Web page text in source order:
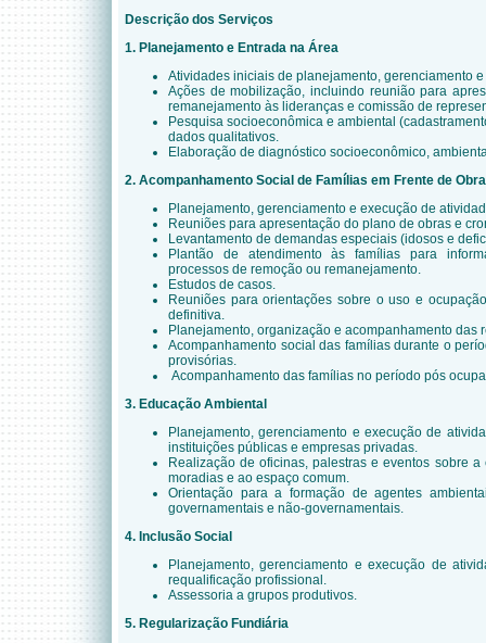
Descrição dos Serviços
1. Planejamento e Entrada na Área
Atividades iniciais de planejamento, gerenciamento
Ações de mobilização, incluindo reunião para
remanejamento às lideranças e comissão de
Pesquisa socioeconômica e ambiental
dados qualitativos.
Elaboração de diagnóstico socioeconômico,
2. Acompanhamento Social de Famílias em Frente de
Planejamento, gerenciamento e execução de
Reuniões para apresentação do plano de obras e
Levantamento de demandas especiais (idosos e
Plantão de atendimento às famílias para
processos de remoção ou remanejamento.
Estudos de casos.
Reuniões para orientações sobre o uso e
definitiva.
Planejamento, organização e acompanhamento das
Acompanhamento social das famílias durante o
provisórias.
Acompanhamento das famílias no período pós
3. Educação Ambiental
Planejamento, gerenciamento e execução de
instituições públicas e empresas privadas.
Realização de oficinas, palestras e eventos sobre
moradias e ao espaço comum.
Orientação para a formação de agentes
governamentais e não-governamentais.
4. Inclusão Social
Planejamento, gerenciamento e execução de
requalificação profissional.
Assessoria a grupos produtivos.
5. Regularização Fundiária